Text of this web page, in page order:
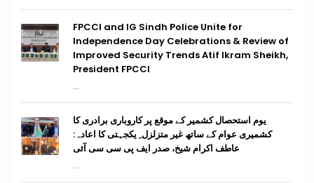
FPCCI and IG Sindh Police Unite for
Independence Day Celebrations & Review of
Improved Security Trends Atif Ikram Sheikh,
President FPCCI
...
یوم استحصال کشمیر کے موقع پر کاروباری برادری کا
کشمیری عوام کے ساتھ غیر متزلزل ِ یکجہتی کا اعادہ:
عاطف اکرام شیخ، صدر ایف پی سی سی آئی
...